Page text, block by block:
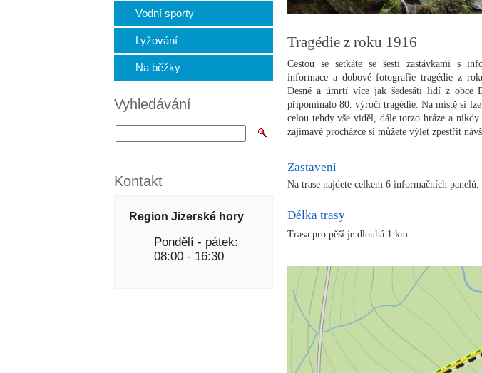
Tragédie z roku 1916
Cestou se setkáte se šesti zastávkami s
informace a dobové fotografie tragédie z
Desné a úmrtí více jak šedesáti lidí z obce
připomínalo 80. výročí tragédie. Na místě si
celou tehdy vše viděl, dále torzo hráze a
zajímavé procházce si můžete výlet zpestřit
Zastavení
Na trase najdete celkem 6 informačních panelů.
Délka trasy
Trasa pro pěší je dlouhá 1 km.
Vodní sporty
Lyžování
Na běžky
Vyhledávání
Kontakt
Region Jizerské hory
Pondělí - pátek:
08:00 - 16:30